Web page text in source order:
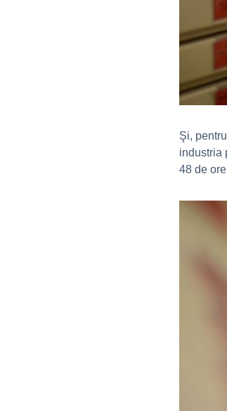
Şi,
industria
48 de